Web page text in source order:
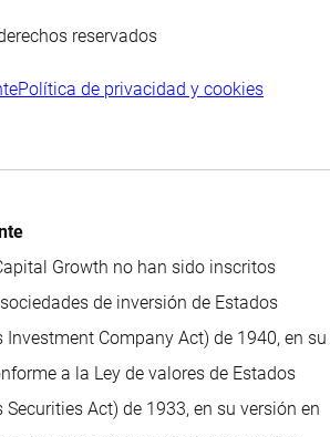
reservados
Política de privacidad y cookies
Growth no han sido inscritos
de inversión de Estados
Investment Company Act) de 1940, en su
a la Ley de valores de Estados
Act) de 1933, en su versión en